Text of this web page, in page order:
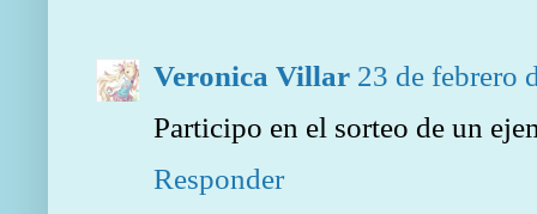
Veronica Villar 23 de febrero
Participo en el sorteo de un
Responder